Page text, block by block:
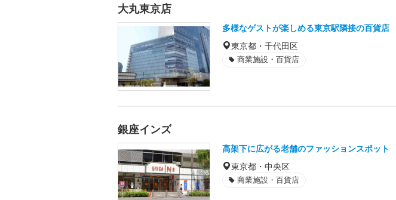
大丸東京店
多様なゲストが楽しめる東京駅隣接の百貨店
東京都・千代田区
商業施設・百貨店
銀座インズ
高架下に広がる老舗のファッションスポット
東京都・中央区
商業施設・百貨店